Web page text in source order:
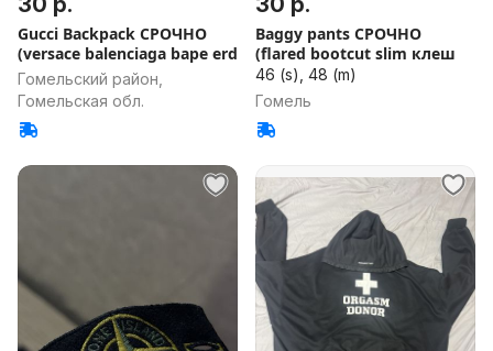
Gucci Backpack СРОЧНО
(versace balenciaga bape erd
Гомельский район,
Гомельская обл.
Baggy pants СРОЧНО
(flared bootcut slim клеш
46 (s), 48 (m)
Гомель